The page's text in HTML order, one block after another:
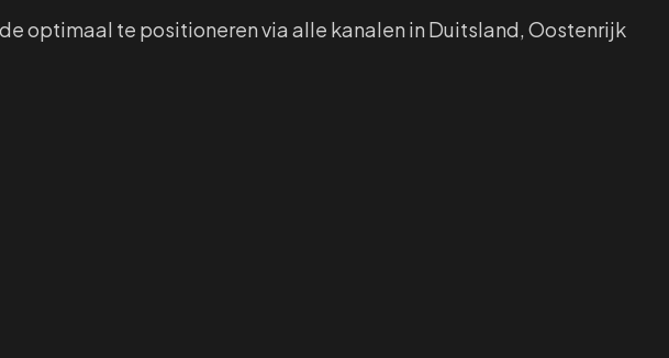
optimaal te positioneren via alle kanalen in Duitsland, Oostenrijk